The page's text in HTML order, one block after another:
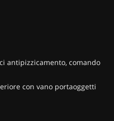
antipizzicamento, comando
con vano portaoggetti